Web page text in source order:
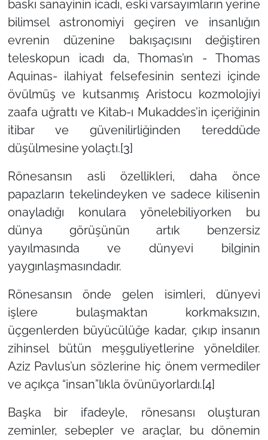
baskı sanayinin icadı, eski varsayımların yerine
bilimsel astronomiyi geçiren ve insanlığın
evrenin düzenine bakışaçısını değiştiren
teleskopun icadı da, Thomas’ın - Thomas
Aquinas- ilahiyat felsefesinin sentezi içinde
övülmüş ve kutsanmış Aristocu kozmolojiyi
zaafa uğrattı ve Kitab-ı Mukaddes’in içeriğinin
itibar ve güvenilirliğinden tereddüde
düşülmesine yolaçtı.[3]
Rönesansın asli özellikleri, daha önce
papazların tekelindeyken ve sadece kilisenin
onayladığı konulara yönelebiliyorken bu
dünya görüşünün artık benzersiz
yayılmasında ve dünyevi bilginin
yaygınlaşmasındadır.
Rönesansın önde gelen isimleri, dünyevi
işlere bulaşmaktan korkmaksızın,
üçgenlerden büyücülüğe kadar, çıkıp insanın
zihinsel bütün meşguliyetlerine yöneldiler.
Aziz Pavlus’un sözlerine hiç önem vermediler
ve açıkça “insan”lıkla övünüyorlardı.[4]
Başka bir ifadeyle, rönesansı oluşturan
zeminler, sebepler ve araçlar, bu dönemin